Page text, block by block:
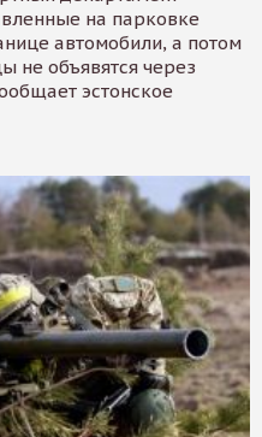
на парковке
автомобили, а потом
не объявятся через
эстонское